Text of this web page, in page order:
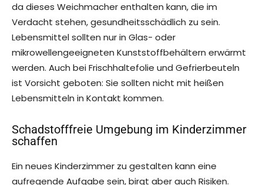
da dieses Weichmacher enthalten kann, die im
Verdacht stehen, gesundheitsschädlich zu sein.
Lebensmittel sollten nur in Glas- oder
mikrowellengeeigneten Kunststoffbehältern erwärmt
werden. Auch bei Frischhaltefolie und Gefrierbeuteln
ist Vorsicht geboten: Sie sollten nicht mit heißen
Lebensmitteln in Kontakt kommen.
Schadstofffreie Umgebung im Kinderzimmer
schaffen
Ein neues Kinderzimmer zu gestalten kann eine
aufregende Aufgabe sein, birgt aber auch Risiken.